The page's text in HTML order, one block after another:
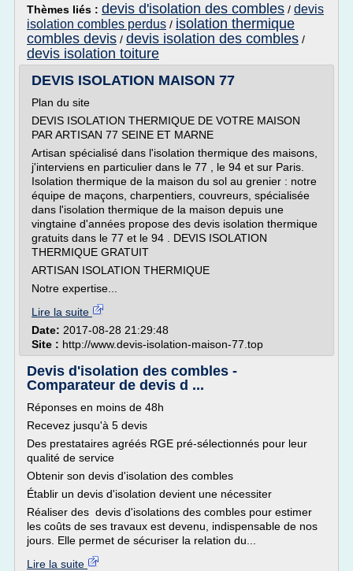
Thèmes liés : devis d'isolation des combles / devis
isolation combles perdus / isolation thermique
combles devis / devis isolation des combles /
devis isolation toiture
DEVIS ISOLATION MAISON 77
Plan du site
DEVIS ISOLATION THERMIQUE DE VOTRE MAISON
PAR ARTISAN 77 SEINE ET MARNE
Artisan spécialisé dans l'isolation thermique des maisons,
j'interviens en particulier dans le 77 , le 94 et sur Paris.
Isolation thermique de la maison du sol au grenier : notre
équipe de maçons, charpentiers, couvreurs, spécialisée
dans l'isolation thermique de la maison depuis une
vingtaine d'années propose des devis isolation thermique
gratuits dans le 77 et le 94 . DEVIS ISOLATION
THERMIQUE GRATUIT
ARTISAN ISOLATION THERMIQUE
Notre expertise...
Lire la suite
Date: 2017-08-28 21:29:48
Site : http://www.devis-isolation-maison-77.top
Devis d'isolation des combles -
Comparateur de devis d ...
Réponses en moins de 48h
Recevez jusqu'à 5 devis
Des prestataires agréés RGE pré-sélectionnés pour leur
qualité de service
Obtenir son devis d'isolation des combles
Établir un devis d'isolation devient une nécessiter
Réaliser des devis d'isolations des combles pour estimer
les coûts de ses travaux est devenu, indispensable de nos
jours. Elle permet de sécuriser la relation du...
Lire la suite